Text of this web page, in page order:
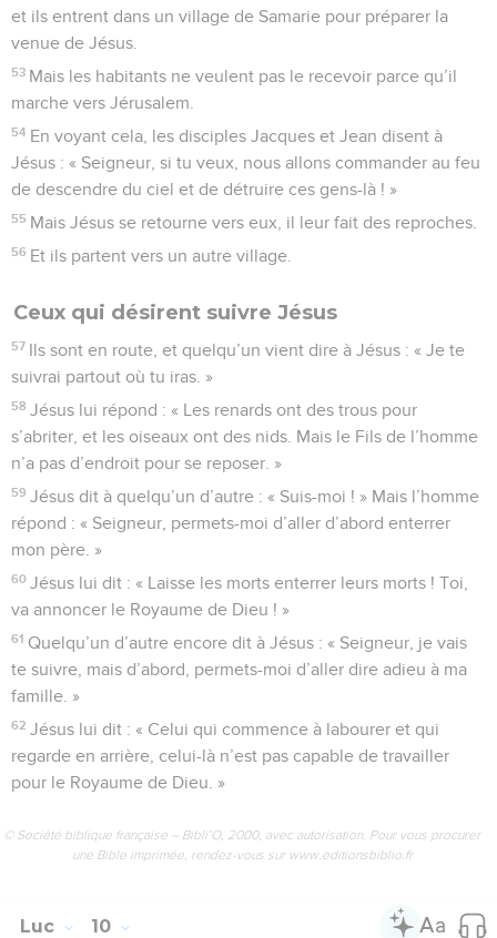
et ils entrent dans un village de Samarie pour préparer la
venue de Jésus.
53 Mais les habitants ne veulent pas le recevoir parce qu’il
marche vers Jérusalem.
54 En voyant cela, les disciples Jacques et Jean disent à
Jésus : « Seigneur, si tu veux, nous allons commander au feu
de descendre du ciel et de détruire ces gens-là ! »
55 Mais Jésus se retourne vers eux, il leur fait des reproches.
56 Et ils partent vers un autre village.
Ceux qui désirent suivre Jésus
57 Ils sont en route, et quelqu’un vient dire à Jésus : « Je te
suivrai partout où tu iras. »
58 Jésus lui répond : « Les renards ont des trous pour
s’abriter, et les oiseaux ont des nids. Mais le Fils de l’homme
n’a pas d’endroit pour se reposer. »
59 Jésus dit à quelqu’un d’autre : « Suis-moi ! » Mais l’homme
répond : « Seigneur, permets-moi d’aller d’abord enterrer
mon père. »
60 Jésus lui dit : « Laisse les morts enterrer leurs morts ! Toi,
va annoncer le Royaume de Dieu ! »
61 Quelqu’un d’autre encore dit à Jésus : « Seigneur, je vais
te suivre, mais d’abord, permets-moi d’aller dire adieu à ma
famille. »
62 Jésus lui dit : « Celui qui commence à labourer et qui
regarde en arrière, celui-là n’est pas capable de travailler
pour le Royaume de Dieu. »
© Société biblique française – Bibli’O, 2000, avec autorisation. Pour vous procurer
une Bible imprimée, rendez-vous sur www.editionsbiblio.fr
Luc 10